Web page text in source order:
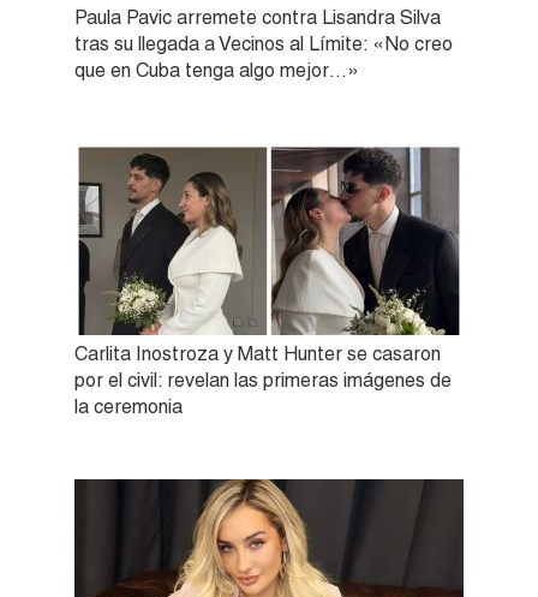
Paula Pavic arremete contra Lisandra Silva
tras su llegada a Vecinos al Límite: «No creo
que en Cuba tenga algo mejor…»
Carlita Inostroza y Matt Hunter se casaron
por el civil: revelan las primeras imágenes de
la ceremonia